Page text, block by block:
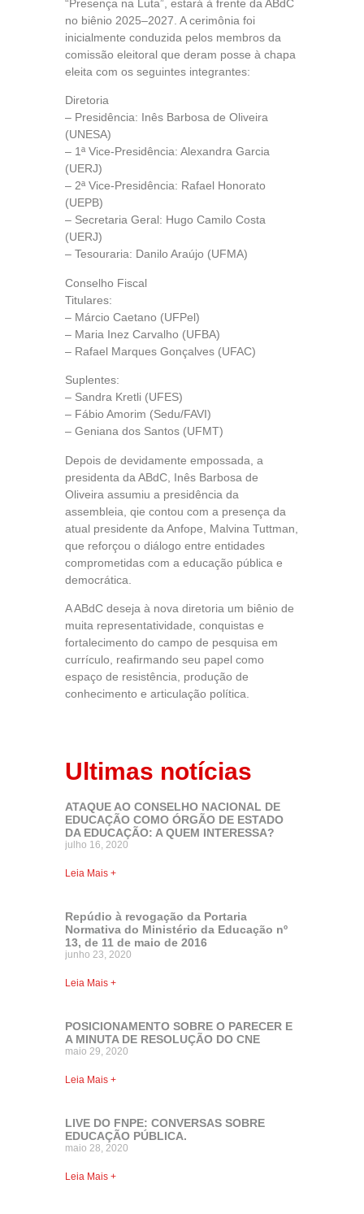
“Presença na Luta”, estará à frente da ABdC
no biênio 2025–2027. A cerimônia foi
inicialmente conduzida pelos membros da
comissão eleitoral que deram posse à chapa
eleita com os seguintes integrantes:
Diretoria
– Presidência: Inês Barbosa de Oliveira
(UNESA)
– 1ª Vice-Presidência: Alexandra Garcia
(UERJ)
– 2ª Vice-Presidência: Rafael Honorato
(UEPB)
– Secretaria Geral: Hugo Camilo Costa
(UERJ)
– Tesouraria: Danilo Araújo (UFMA)
Conselho Fiscal
Titulares:
– Márcio Caetano (UFPel)
– Maria Inez Carvalho (UFBA)
– Rafael Marques Gonçalves (UFAC)
Suplentes:
– Sandra Kretli (UFES)
– Fábio Amorim (Sedu/FAVI)
– Geniana dos Santos (UFMT)
Depois de devidamente empossada, a
presidenta da ABdC, Inês Barbosa de
Oliveira assumiu a presidência da
assembleia, qie contou com a presença da
atual presidente da Anfope, Malvina Tuttman,
que reforçou o diálogo entre entidades
comprometidas com a educação pública e
democrática.
A ABdC deseja à nova diretoria um biênio de
muita representatividade, conquistas e
fortalecimento do campo de pesquisa em
currículo, reafirmando seu papel como
espaço de resistência, produção de
conhecimento e articulação política.
Ultimas notícias
ATAQUE AO CONSELHO NACIONAL DE
EDUCAÇÃO COMO ÓRGÃO DE ESTADO
DA EDUCAÇÃO: A QUEM INTERESSA?
julho 16, 2020
Leia Mais +
Repúdio à revogação da Portaria
Normativa do Ministério da Educação nº
13, de 11 de maio de 2016
junho 23, 2020
Leia Mais +
POSICIONAMENTO SOBRE O PARECER E
A MINUTA DE RESOLUÇÃO DO CNE
maio 29, 2020
Leia Mais +
LIVE DO FNPE: CONVERSAS SOBRE
EDUCAÇÃO PÚBLICA.
maio 28, 2020
Leia Mais +